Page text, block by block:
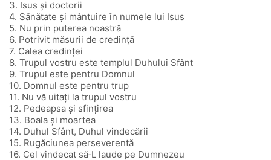
3. Isus și doctorii
4. Sănătate și mântuire în numele lui Isus
5. Nu prin puterea noastră
6. Potrivit măsurii de credință
7. Calea credinței
8. Trupul vostru este templul Duhului Sfânt
9. Trupul este pentru Domnul
10. Domnul este pentru trup
11. Nu vă uitați la trupul vostru
12. Pedeapsa și sfințirea
13. Boala și moartea
14. Duhul Sfânt, Duhul vindecării
15. Rugăciunea perseverentă
16. Cel vindecat să‑L laude pe Dumnezeu